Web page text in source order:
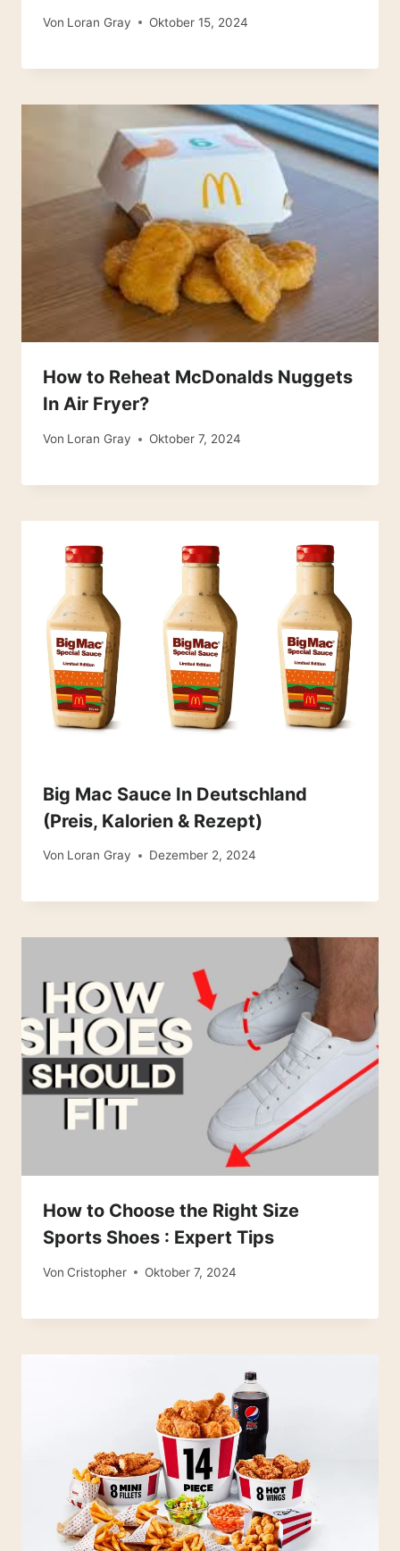
Von Loran Gray Oktober 15, 2024
How to Reheat McDonalds Nuggets
In Air Fryer?
Von Loran Gray Oktober 7, 2024
Big Mac Sauce In Deutschland
(Preis, Kalorien & Rezept)
Von Loran Gray Dezember 2, 2024
How to Choose the Right Size
Sports Shoes : Expert Tips
Von Cristopher Oktober 7, 2024